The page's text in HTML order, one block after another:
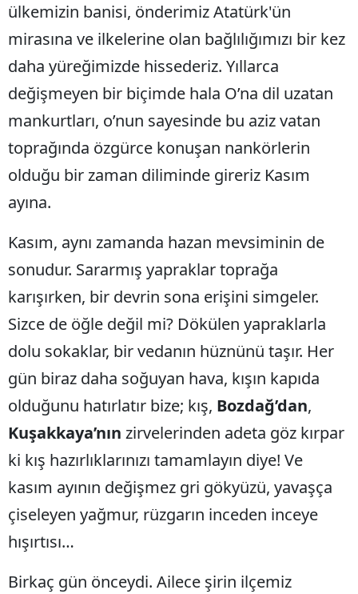
Kastamonu
Kırklareli
Kırşehir
Kocaeli
Konya
Malatya
Kahramanmaraş
Mardin
Muğla
Muş
Niğde
Ordu
Sakarya
ülkemizin banisi, önderimiz Atatürk'ün
mirasına ve ilkelerine olan bağlılığımızı bir kez
daha yüreğimizde hissederiz. Yıllarca
değişmeyen bir biçimde hala O’na dil uzatan
mankurtları, o’nun sayesinde bu aziz vatan
toprağında özgürce konuşan nankörlerin
olduğu bir zaman diliminde gireriz Kasım
ayına.
Kasım, aynı zamanda hazan mevsiminin de
sonudur. Sararmış yapraklar toprağa
karışırken, bir devrin sona erişini simgeler.
Sizce de öğle değil mi? Dökülen yapraklarla
dolu sokaklar, bir vedanın hüznünü taşır. Her
gün biraz daha soğuyan hava, kışın kapıda
olduğunu hatırlatır bize; kış, Bozdağ’dan,
Kuşakkaya’nın zirvelerinden adeta göz kırpar
ki kış hazırlıklarınızı tamamlayın diye! Ve
kasım ayının değişmez gri gökyüzü, yavaşça
çiseleyen yağmur, rüzgarın inceden inceye
hışırtısı…
Birkaç gün önceydi. Ailece şirin ilçemiz